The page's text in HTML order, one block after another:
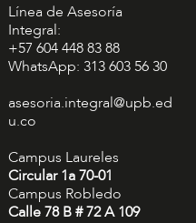
Línea de Asesoría
Integral:
+57 604 448 83 88
WhatsApp: 313 603 56 30
asesoria.integral@upb.ed
u.co
Campus Laureles
Circular 1a 70-01
Campus Robledo
Calle 78 B # 72 A 109